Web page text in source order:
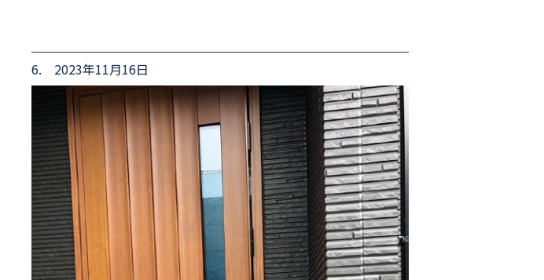
6. 2023年11月16日